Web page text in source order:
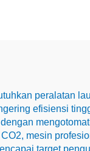
peralatan
efisiensi
mesin
target